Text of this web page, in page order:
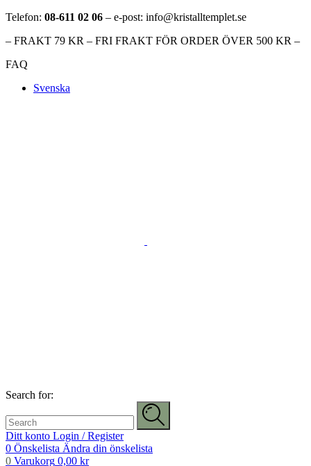
Telefon: 08-611 02 06 – e-post: info@kristalltemplet.se
– FRAKT 79 KR – FRI FRAKT FÖR ORDER ÖVER 500 KR –
FAQ
Svenska
Search for:
Ditt konto Login / Register
0 Önskelista Ändra din önskelista
0 Varukorg 0,00 kr